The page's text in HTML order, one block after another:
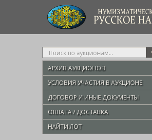
РУССКОЕ
Type
your
search
here
АРХИВ АУКЦИОНОВ
УСЛОВИЯ УЧАСТИЯ В АУКЦИОНЕ
ДОГОВОР И ИНЫЕ ДОКУМЕНТЫ
ОПЛАТА / ДОСТАВКА
НАЙТИ ЛОТ